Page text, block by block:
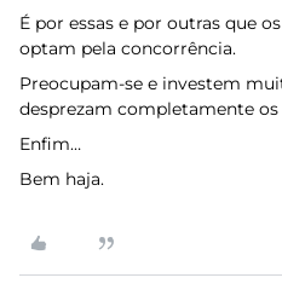
É por essas e por outras que
optam pela concorrência.
Preocupam-se e investem
desprezam completamente
Enfim…
Bem haja.